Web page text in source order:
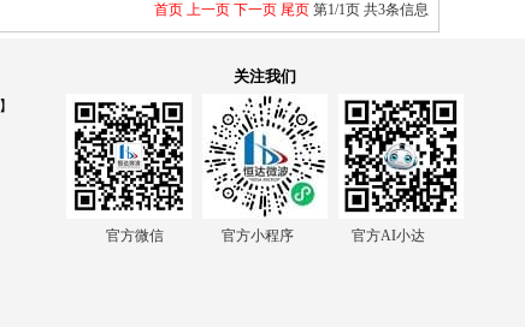
首页上一页下一页尾页第1/1页 共3条信息
关注我们
官方微信 官方小程序 官方AI小达